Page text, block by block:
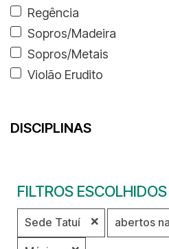
Regência
Sopros/Madeira
Sopros/Metais
Violão Erudito
DISCIPLINAS
FILTROS ESCOLHIDOS
❌
Sede Tatuí abertos